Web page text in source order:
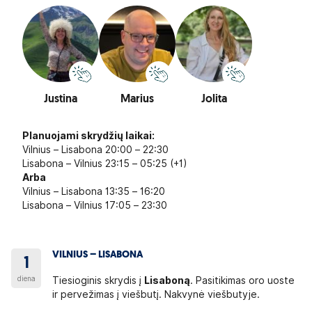
Justina Marius Jolita
Planuojami skrydžių laikai:
Vilnius – Lisabona 20:00 – 22:30
Lisabona – Vilnius 23:15 – 05:25 (+1)
Arba
Vilnius – Lisabona 13:35 – 16:20
Lisabona – Vilnius 17:05 – 23:30
1
diena
VILNIUS – LISABONA
Tiesioginis skrydis į Lisaboną. Pasitikimas oro uoste
ir pervežimas į viešbutį. Nakvynė viešbutyje.